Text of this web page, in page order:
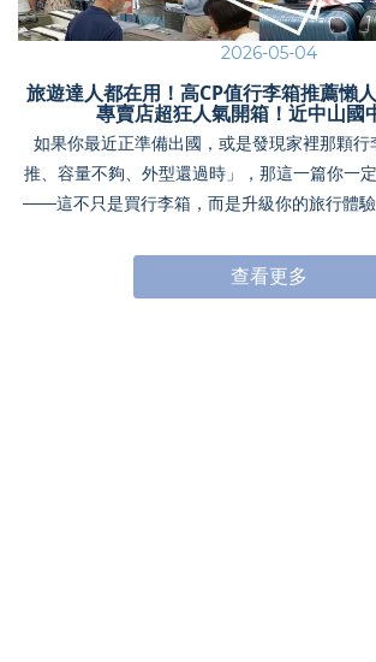
2026-05-04
旅遊達人都在用！高CP值行李箱推薦懶
專賣店超狂人氣開箱！近中山國
如果你最近正準備出國，或是發現家裡那顆
推、容量不夠、外型還過時」，那這一篇你一
——這不只是買行李箱，而是升級你的旅行體驗
部做到位，再加上超誇張的特賣價格，真的會
到失心瘋」 ->查看更多
查看更多